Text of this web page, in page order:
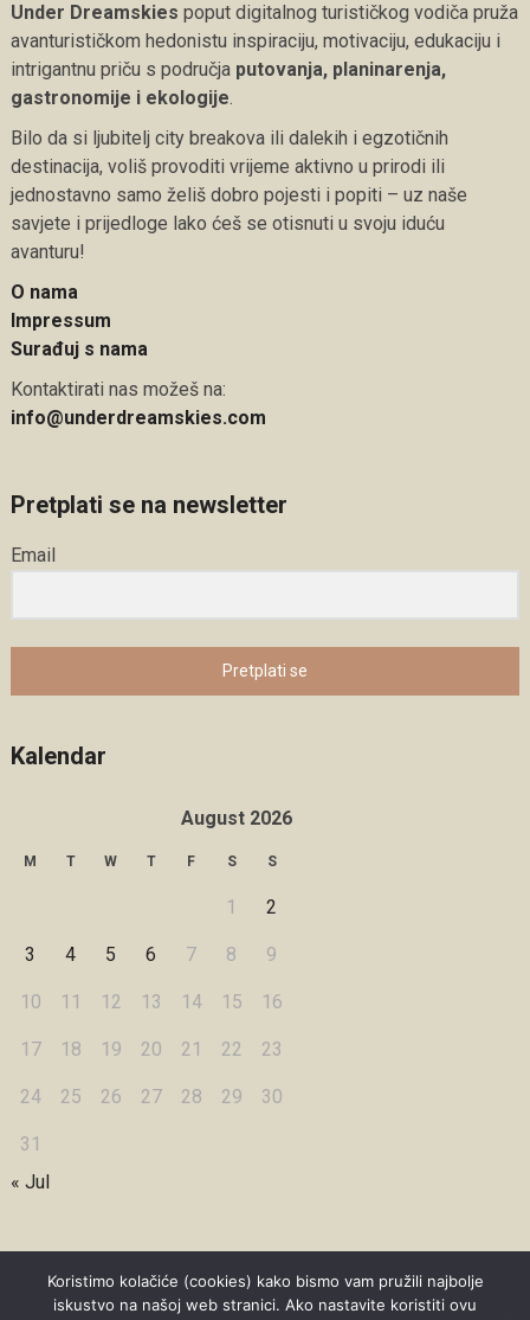
Under Dreamskies poput digitalnog turističkog vodiča pruža
avanturističkom hedonistu inspiraciju, motivaciju, edukaciju i
intrigantnu priču s područja putovanja, planinarenja,
gastronomije i ekologije.
Bilo da si ljubitelj city breakova ili dalekih i egzotičnih
destinacija, voliš provoditi vrijeme aktivno u prirodi ili
jednostavno samo želiš dobro pojesti i popiti – uz naše
savjete i prijedloge lako ćeš se otisnuti u svoju iduću
avanturu!
O nama
Impressum
Surađuj s nama
Kontaktirati nas možeš na:
info@underdreamskies.com
Pretplati se na newsletter
Email
Pretplati se
Kalendar
August 2026
M T W T F S S
1 2
3 4 5 6 7 8 9
10 11 12 13 14 15 16
17 18 19 20 21 22 23
24 25 26 27 28 29 30
31
« Jul
Copyright © 2026 Under Dreamskies
Koristimo kolačiće (cookies) kako bismo vam pružili najbolje
iskustvo na našoj web stranici. Ako nastavite koristiti ovu